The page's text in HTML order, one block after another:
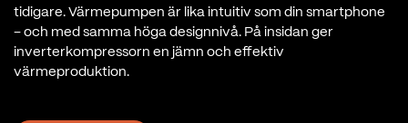
tidigare. Värmepumpen är lika intuitiv som din smartphone
– och med samma höga designnivå. På insidan ger
inverterkompressorn en jämn och effektiv
värmeproduktion.